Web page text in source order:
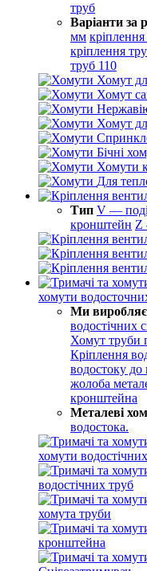
труб
Варіанти за
мм
кріплення
труб 110
Хомут
Хомут
Хомут
Бічні
Хомути
Для
Тип V —
кронштейн Z
хомути
Ми
водостічних
Хомут труби
Кріплення
водостоку до
жолоба
кронштейна
Металеві
водостока.
хомути
водостічних труб
хомута труби
кронштейна